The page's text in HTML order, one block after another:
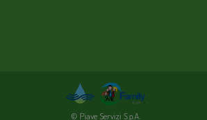
© Piave Servizi S.p.A.